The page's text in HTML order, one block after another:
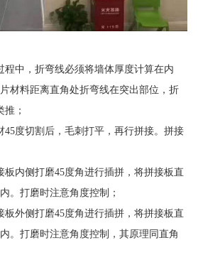
程中，折弯线必须将墙体厚度计算在内
材料距离直角处折弯线在突出部位，折
；
45度切割后，毛刺打平，再行拼接。拼接
板内侧打磨45度角进行插拼，将拼接板直
。打磨时注意角度控制；
板外侧打磨45度角进行插拼，将拼接板直
。打磨时注意角度控制，其原理同直角